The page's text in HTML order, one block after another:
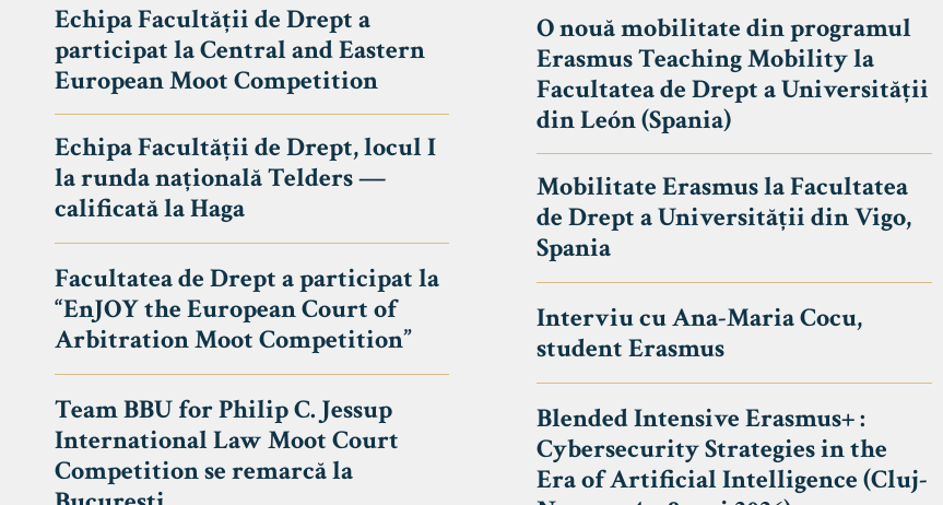
Echipa Facultății de Drept a
participat la Central and Eastern
European Moot Competition
Echipa Facultății de Drept, locul I
la runda națională Telders —
calificată la Haga
Facultatea de Drept a participat la
“EnJOY the European Court of
Arbitration Moot Competition”
Team BBU for Philip C. Jessup
International Law Moot Court
Competition se remarcă la
O nouă mobilitate din programul
Erasmus Teaching Mobility la
Facultatea de Drept a Universității
din León (Spania)
Mobilitate Erasmus la Facultatea
de Drept a Universității din Vigo,
Spania
Interviu cu Ana-Maria Cocu,
student Erasmus
Blended Intensive Erasmus+ :
Cybersecurity Strategies in the
Era of Artificial Intelligence (Cluj-